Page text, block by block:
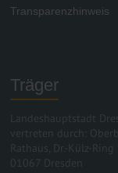
Transparenzhinweis
Träger
Landeshauptstadt
vertreten durch:
Rathaus, Dr.-Külz-Ring
01067 Dresden